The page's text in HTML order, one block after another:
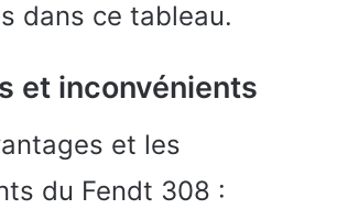
dans ce tableau.
et inconvénients
et les
du Fendt 308 :